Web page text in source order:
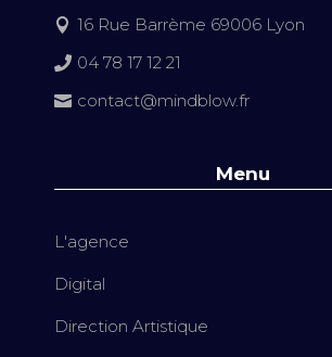
 16 Rue Barrème 69006 Lyon
 04 78 17 12 21
 contact@mindblow.fr
Menu
L'agence
Digital
Direction Artistique